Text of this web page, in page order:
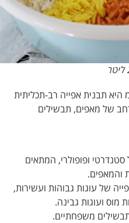
ובגובה 7 ס”מ היא תבנית אפייה רב-תכליתית
מאפים, תבשילים
ופופולרי, המתאים
של עוגות גבוהות ועשירות,
ועוגות גבינה.
משפחתיים.